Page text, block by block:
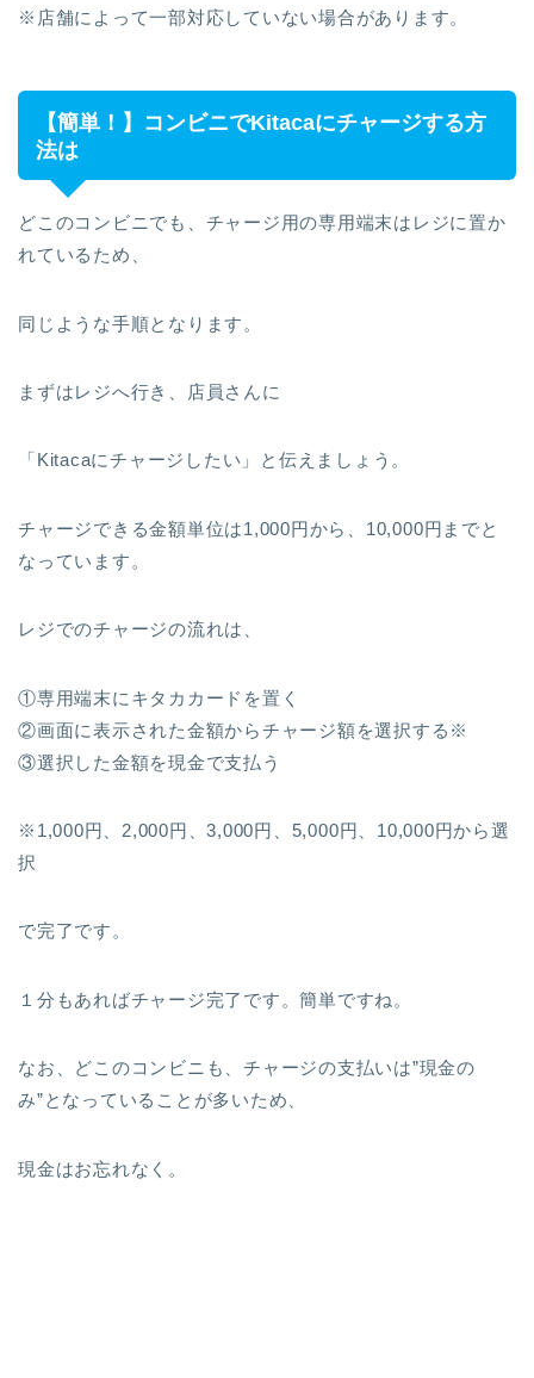
※店舗によって一部対応していない場合があります。
【簡単！】コンビニでKitacaにチャージする方
法は
どこのコンビニでも、チャージ用の専用端末はレジに置か
れているため、
同じような手順となります。
まずはレジへ行き、店員さんに
「Kitacaにチャージしたい」と伝えましょう。
チャージできる金額単位は1,000円から、10,000円までと
なっています。
レジでのチャージの流れは、
①専用端末にキタカカードを置く
②画面に表示された金額からチャージ額を選択する※
③選択した金額を現金で支払う
※1,000円、2,000円、3,000円、5,000円、10,000円から選
択
で完了です。
１分もあればチャージ完了です。簡単ですね。
なお、どこのコンビニも、チャージの支払いは”現金の
み”となっていることが多いため、
現金はお忘れなく。